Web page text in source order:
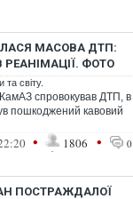
МАСОВА ДТП:
РЕАНІМАЦІЇ. ФОТО
та світу.
спровокував ДТП, в
пошкоджений кавовий
• 1806 • 0
ПОСТРАЖДАЛОЇ